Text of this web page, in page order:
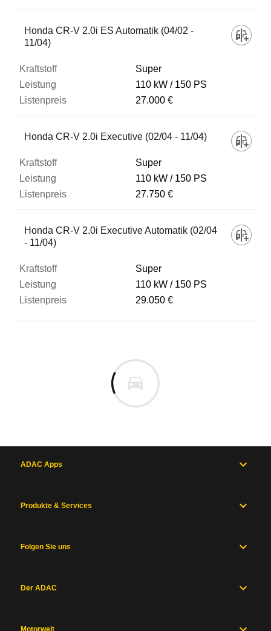
Honda CR-V 2.0i ES Automatik (04/02 -
11/04)
Super
110 kW
150 PS
27.000 €
Honda CR-V 2.0i Executive (02/04 - 11/04)
Super
110 kW
150 PS
27.750 €
Honda CR-V 2.0i Executive Automatik (02/04
- 11/04)
Super
110 kW
150 PS
29.050 €
ADAC Apps
Produkte & Services
Folgen Sie uns
Der ADAC
Motorwelt